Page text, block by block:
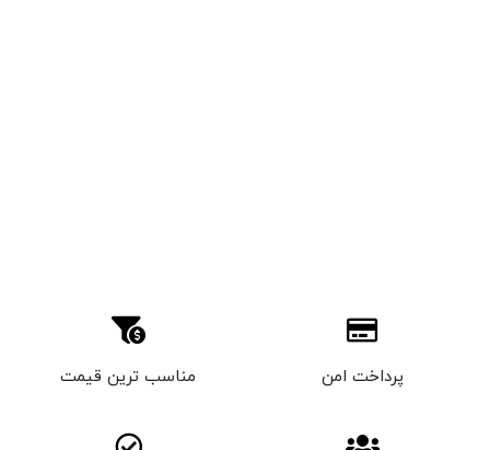
پرداخت امن مناسب ترین قیمت